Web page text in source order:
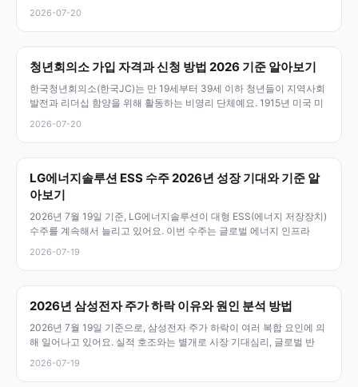
2026-07-20
청년회의소 가입 자격과 신청 방법 2026 기준 알아보기
한국청년회의소(한국JC)는 만 19세부터 39세 이하 청년들이 지역사회
발전과 리더십 함양을 위해 활동하는 비영리 단체예요. 1915년 미국 미
2026-07-20
LG에너지솔루션 ESS 수주 2026년 성장 기대와 기준 알
아보기
2026년 7월 19일 기준, LG에너지솔루션이 대형 ESS(에너지 저장장치)
수주를 계속해서 늘리고 있어요. 이번 수주는 글로벌 에너지 인프라
2026-07-19
2026년 삼성전자 주가 하락 이유와 원인 분석 방법
2026년 7월 19일 기준으로, 삼성전자 주가 하락이 여러 복합 요인에 의
해 일어나고 있어요. 실적 호조와는 별개로 시장 기대심리, 글로벌 반
2026-07-19